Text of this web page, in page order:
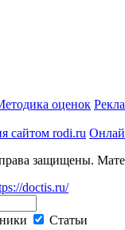
оценок
сайтом rodi.ru
защищены.
doctis.ru/
Статьи